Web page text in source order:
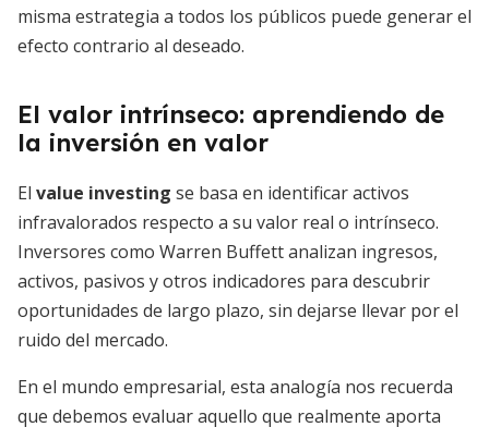
misma estrategia a todos los públicos puede generar el
efecto contrario al deseado.
El valor intrínseco: aprendiendo de
la inversión en valor
El value investing se basa en identificar activos
infravalorados respecto a su valor real o intrínseco.
Inversores como Warren Buffett analizan ingresos,
activos, pasivos y otros indicadores para descubrir
oportunidades de largo plazo, sin dejarse llevar por el
ruido del mercado.
En el mundo empresarial, esta analogía nos recuerda
que debemos evaluar aquello que realmente aporta